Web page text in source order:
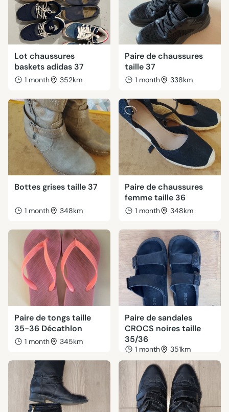
Lot chaussures
baskets adidas 37
1 month 352km
Paire de chaussures
taille 37
1 month 338km
Bottes grises taille 37
1 month 348km
Paire de chaussures
femme taille 36
1 month 348km
Paire de tongs taille
35-36 Décathlon
1 month 345km
Paire de sandales
CROCS noires taille
35/36
1 month 351km